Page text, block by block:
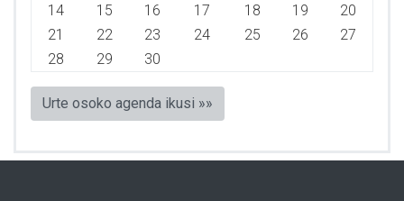
14
15 16 17 18 19
20
21
22 23 24 25 26
27
28
29 30
Urte osoko agenda ikusi »»